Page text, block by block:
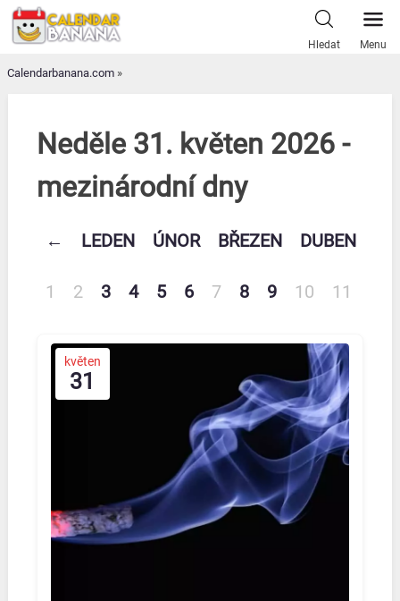
Skip
Hledat Menu
Calendarbanana.com »
Neděle 31. květen 2026 -
mezinárodní dny
← LEDEN ÚNOR BŘEZEN DUBEN
1 2 3 4 5 6 7 8 9 10 11
květen
31